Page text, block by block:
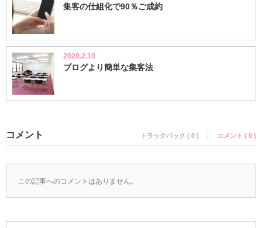
集客の仕組化で90％ご成約
2020.2.10
ブログより簡単な集客法
コメント トラックバック ( 0 ) コメント ( 0 )
この記事へのコメントはありません。